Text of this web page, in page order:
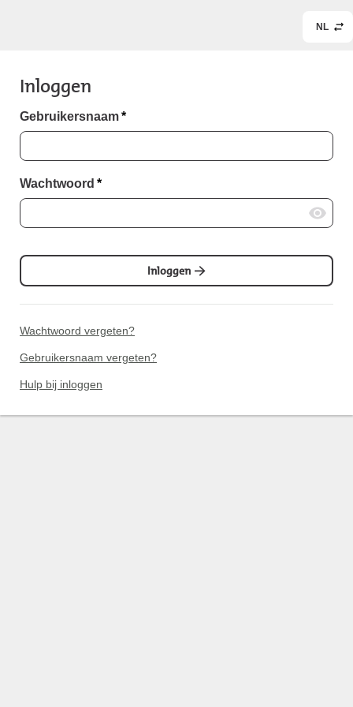
NL
Inloggen
Gebruikersnaam*
Wachtwoord *
Inloggen
Wachtwoord vergeten?
Gebruikersnaam vergeten?
Hulp bij inloggen